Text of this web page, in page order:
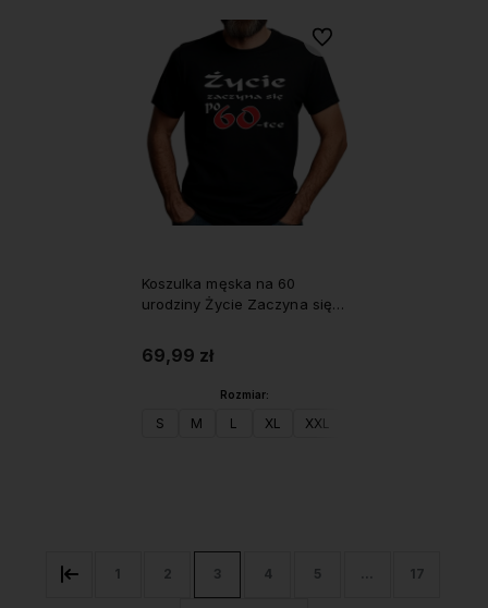
Koszulka męska na 60
urodziny Życie Zaczyna się
69,99 zł
Rozmiar:
S M L XL XXL
Do ulubionych
1 2 3 4 5 17